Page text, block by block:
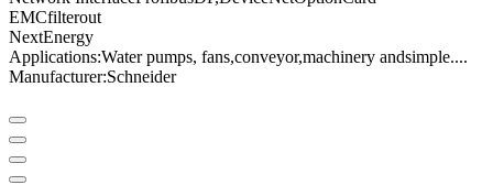
EMCfilterout
NextEnergy
Applications:Water pumps, fans,conveyor,machinery andsimple....
Manufacturer:Schneider